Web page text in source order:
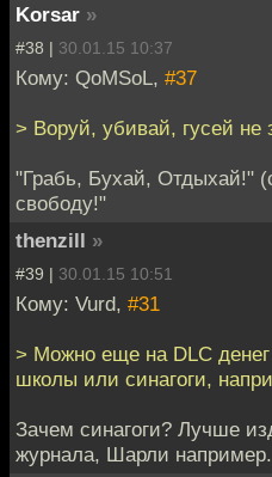
Korsar »
#38 | 30.01.15 10:37
Кому: QoMSoL, #37
> Воруй, убивай, гусей не
"Грабь, Бухай, Отдыхай!"
свободу!"
thenzill »
#39 | 30.01.15 10:51
Кому: Vurd, #31
> Можно еще на DLC
школы или синагоги,
Зачем синагоги? Лучше
журнала, Шарли